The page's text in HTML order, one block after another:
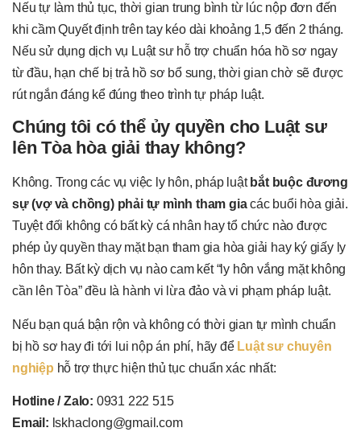
Nếu tự làm thủ tục, thời gian trung bình từ lúc nộp đơn đến
khi cầm Quyết định trên tay kéo dài khoảng 1,5 đến 2 tháng.
Nếu sử dụng dịch vụ Luật sư hỗ trợ chuẩn hóa hồ sơ ngay
từ đầu, hạn chế bị trả hồ sơ bổ sung, thời gian chờ sẽ được
rút ngắn đáng kể đúng theo trình tự pháp luật.
Chúng tôi có thể ủy quyền cho Luật sư
lên Tòa hòa giải thay không?
Không. Trong các vụ việc ly hôn, pháp luật bắt buộc đương
sự (vợ và chồng) phải tự mình tham giacác buổi hòa giải.
Tuyệt đối không có bất kỳ cá nhân hay tổ chức nào được
phép ủy quyền thay mặt bạn tham gia hòa giải hay ký giấy ly
hôn thay. Bất kỳ dịch vụ nào cam kết “ly hôn vắng mặt không
cần lên Tòa” đều là hành vi lừa đảo và vi phạm pháp luật.
Nếu bạn quá bận rộn và không có thời gian tự mình chuẩn
bị hồ sơ hay đi tới lui nộp án phí, hãy để Luật sư chuyên
nghiệp hỗ trợ thực hiện thủ tục chuẩn xác nhất:
Hotline / Zalo: 0931 222 515
Email: lskhaclong@gmail.com